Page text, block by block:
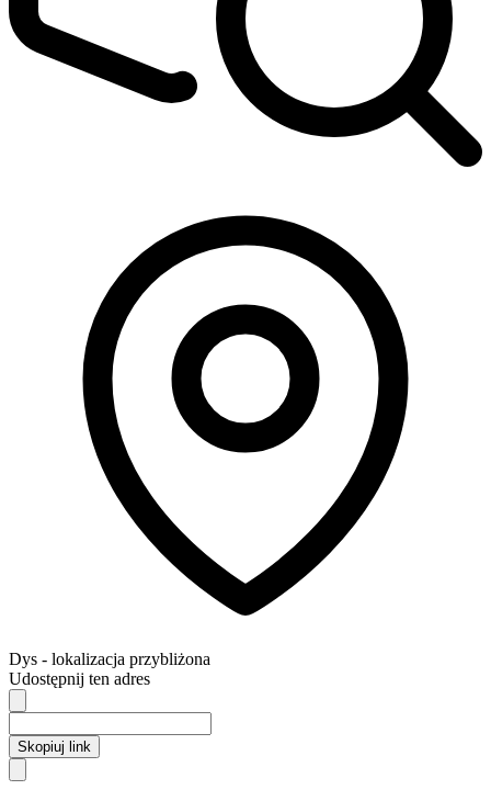
Dys - lokalizacja przybliżona
Udostępnij ten adres
Skopiuj link